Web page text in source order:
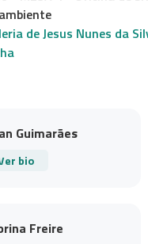
de Jesus Nunes da
Guimarães
bio
Freire